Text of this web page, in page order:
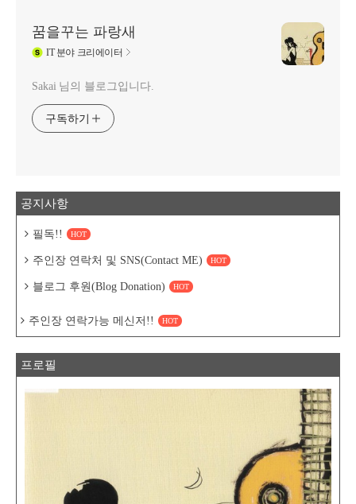
꿈을꾸는 파랑새
IT분야 크리에이터
Sakai 님의 블로그입니다.
구독하기
공지사항
필독!! HOT
주인장 연락처 및 SNS(Contact ME) HOT
블로그 후원(Blog Donation) HOT
주인장 연락가능 메신저!! HOT
프로필